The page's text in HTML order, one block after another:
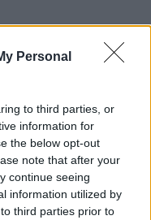
Personal
to third parties, or
information for
the below opt-out
note that after your
continue seeing
information utilized by
third parties prior to